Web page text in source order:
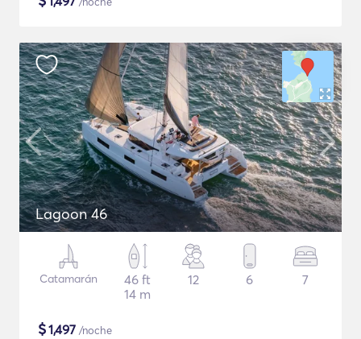
Lagoon 46
Catamarán
46 ft
14 m
12 6 7
$1,497 /noche